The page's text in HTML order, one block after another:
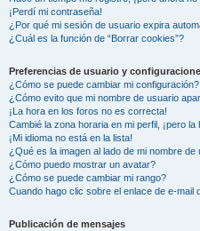
¡Perdí mi contraseña!
¿Por qué mi sesión de usuario expira
¿Cuál es la función de “Borrar cookies”?
Preferencias de usuario y
¿Cómo se puede cambiar mi configuración?
¿Cómo evito que mi nombre de usuario
¡La hora en los foros no es correcta!
Cambié la zona horaria en mi perfil, ¡pero
¡Mi idioma no está en la lista!
¿Qué es la imagen al lado de mi nombre de
¿Cómo puedo mostrar un avatar?
¿Cómo se puede cambiar mi rango?
Cuando hago clic sobre el enlace de e-mail
Publicación de mensajes